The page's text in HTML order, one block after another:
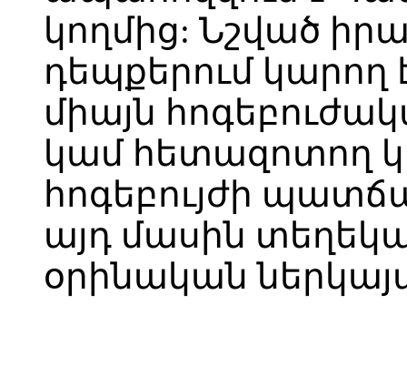
կողմից: Նշված
դեպքերում
միայն
կամ հետազոտող
հոգեբույժի
այդ մասին
օրինական